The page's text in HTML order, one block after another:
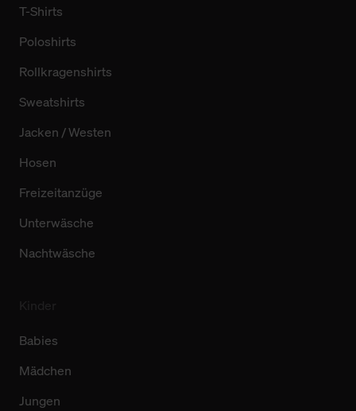
T-Shirts
Poloshirts
Rollkragenshirts
Sweatshirts
Jacken / Westen
Hosen
Freizeitanzüge
Unterwäsche
Nachtwäsche
Babies
Mädchen
Jungen